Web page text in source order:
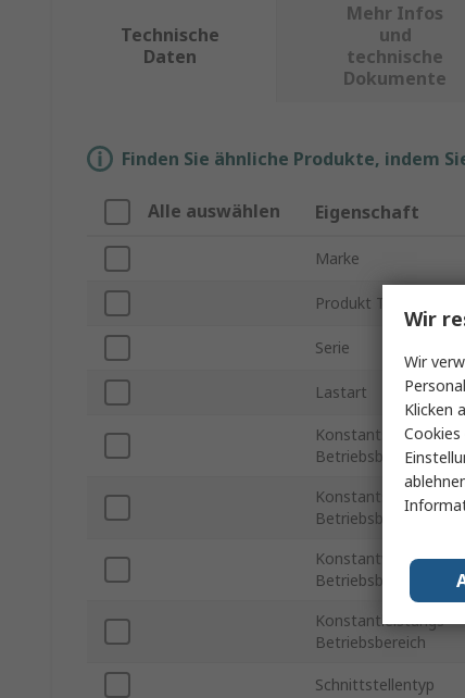
Technische
Daten
Mehr Infos
und
technische
Dokumente
Finden Sie ähnliche Produkte, indem
Alle auswählen Eigenschaft
Marke
Produkt Typ
Serie
Lastart
Konstantspannungs-
Betriebsbereich
Konstantstrom-
Betriebsbereich
Betriebsbereich
Konstantleistungs-
Betriebsbereich
Schnittstellentyp
Wir
Wir
Klicken